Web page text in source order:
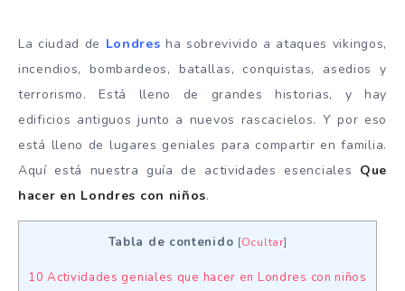
La ciudad de Londres ha sobrevivido a ataques vikingos,
incendios, bombardeos, batallas, conquistas, asedios y
terrorismo. Está lleno de grandes historias, y hay
edificios antiguos junto a nuevos rascacielos. Y por eso
está lleno de lugares geniales para compartir en familia.
Aquí está nuestra guía de actividades esenciales Que
hacer en Londres con niños.
Tabla de contenido [Ocultar]
10 Actividades geniales que hacer en Londres con niños